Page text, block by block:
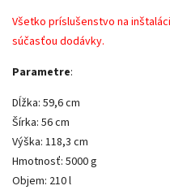
Všetko príslušenstvo na
súčasťou dodávky.
Parametre:
Dĺžka: 59,6 cm
Šírka: 56 cm
Výška: 118,3 cm
Hmotnosť: 5000 g
Objem: 210 l